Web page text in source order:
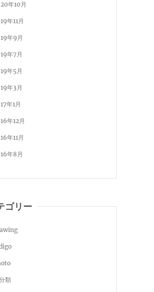
年10月
年11月
年9月
年7月
年5月
年3月
年1月
年12月
年11月
年8月
ゴリー
類